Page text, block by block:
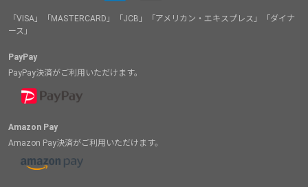
「VISA」「MASTERCARD」「JCB」「アメリカン・エキスプレス」「ダイナ
ース」
PayPay
PayPay決済がご利用いただけます。
Amazon Pay
Amazon Pay決済がご利用いただけます。